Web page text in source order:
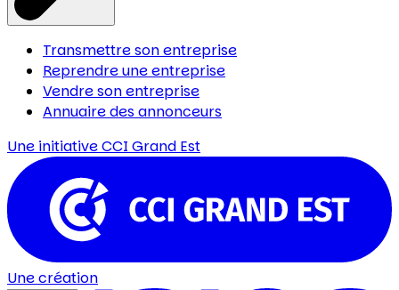
Transmettre son entreprise
Reprendre une entreprise
Vendre son entreprise
Annuaire des annonceurs
Une initiativeCCI Grand Est
Une création